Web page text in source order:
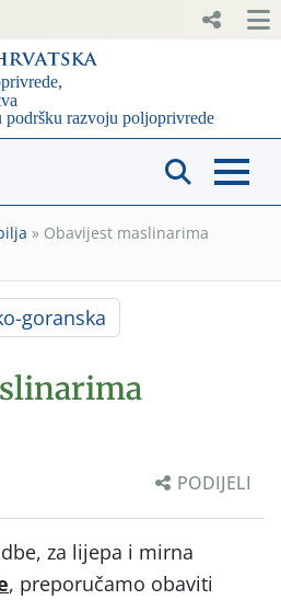
» Obavijest maslinarima
goranska
PODIJELI
za lijepa i mirna
, preporučamo obaviti